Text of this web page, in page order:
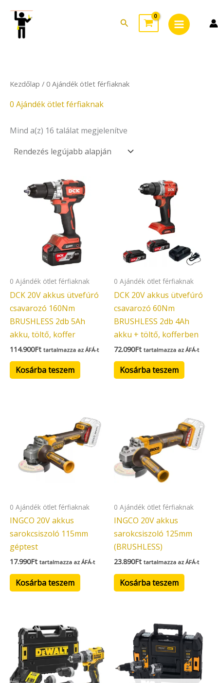
content
Search
Menu
Kezdőlap / 0 Ajándék ötlet férfiaknak
0 Ajándék ötlet férfiaknak
Mind a(z) 16 találat megjelenítve
latest
0 Ajándék ötlet férfiaknak
DCK 20V akkus ütvefúró
csavarozó 160Nm
BRUSHLESS 2db 5Ah
akku, töltő, koffer
114.900Ft tartalmazza az ÁFÁ-t
Kosárba teszem
0 Ajándék ötlet férfiaknak
DCK 20V akkus ütvefúró
csavarozó 60Nm
BRUSHLESS 2db 4Ah
akku + töltő, kofferben
72.090Ft tartalmazza az ÁFÁ-t
Kosárba teszem
0 Ajándék ötlet férfiaknak
INGCO 20V akkus
sarokcsiszoló 115mm
géptest
17.990Ft tartalmazza az ÁFÁ-t
Kosárba teszem
0 Ajándék ötlet férfiaknak
INGCO 20V akkus
sarokcsiszoló 125mm
(BRUSHLESS)
23.890Ft tartalmazza az ÁFÁ-t
Kosárba teszem